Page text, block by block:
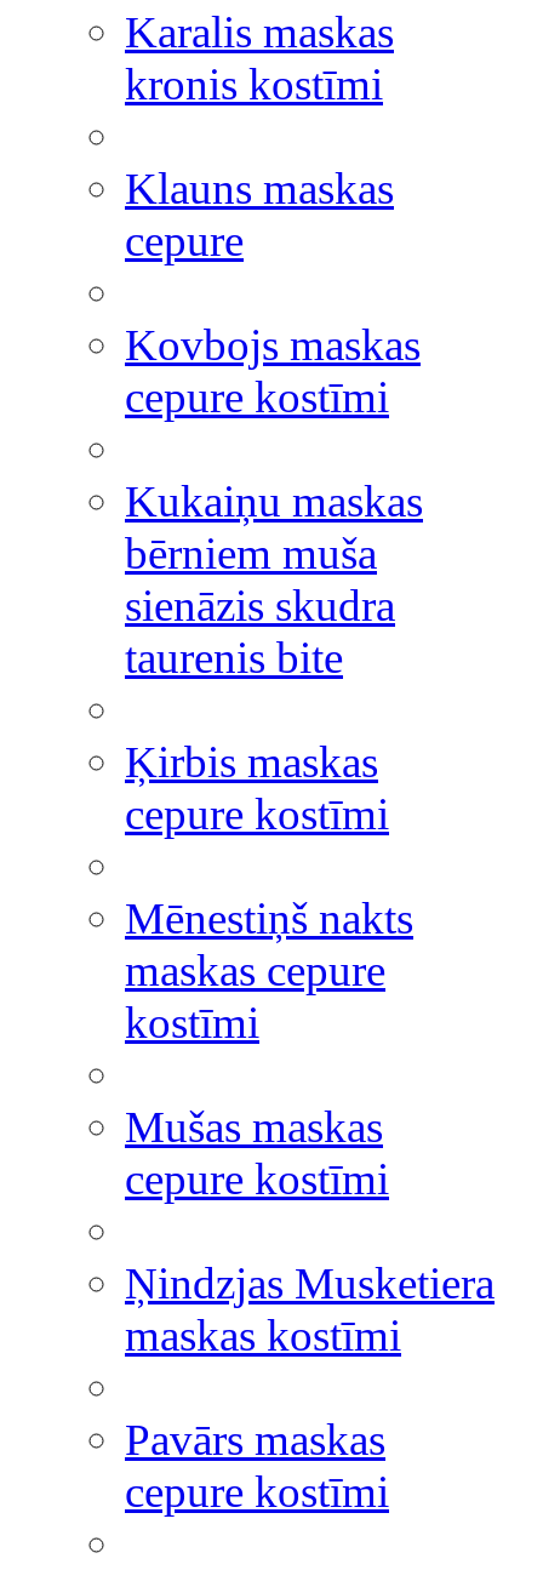
Karalis maskas
kronis kostīmi
Klauns maskas
cepure
Kovbojs maskas
cepure kostīmi
Kukaiņu maskas
bērniem muša
sienāzis skudra
taurenis bite
Ķirbis maskas
cepure kostīmi
Mēnestiņš nakts
maskas cepure
kostīmi
Mušas maskas
cepure kostīmi
Ņindzjas Musketiera
maskas kostīmi
Pavārs maskas
cepure kostīmi